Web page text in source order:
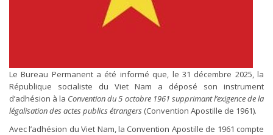
Le Bureau Permanent a été informé que, le 31 décembre 2025, la
République socialiste du Viet Nam a déposé son instrument
d’adhésion à la Convention du 5 octobre 1961 supprimant l’exigence de la
légalisation des actes publics étrangers (Convention Apostille de 1961).
Avec l’adhésion du Viet Nam, la Convention Apostille de 1961 compte